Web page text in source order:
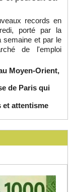
records en
porté par la
semaine et par le
de l'emploi
Moyen-Orient,
de Paris qui
et attentisme